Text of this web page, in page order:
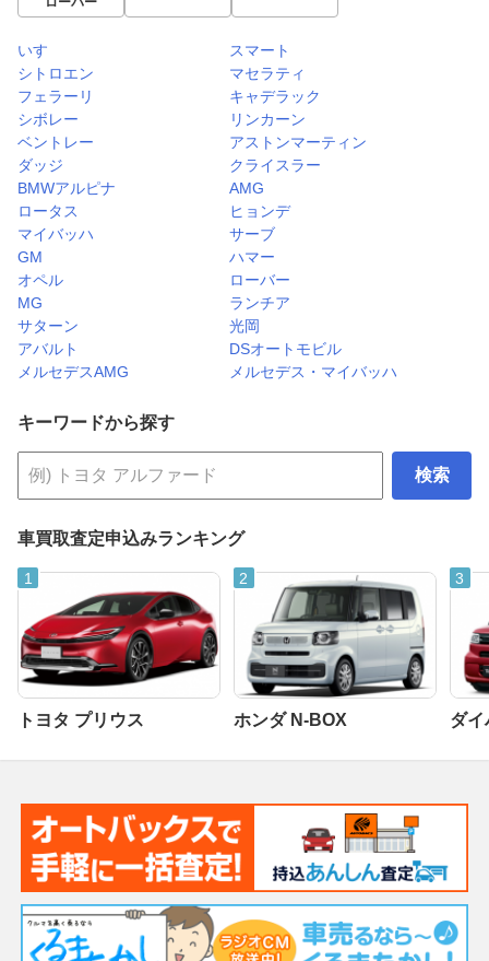
いすゞ
スマート
シトロエン
マセラティ
フェラーリ
キャデラック
シボレー
リンカーン
ベントレー
アストンマーティン
ダッジ
クライスラー
BMWアルピナ
AMG
ロータス
ヒョンデ
マイバッハ
サーブ
GM
ハマー
オペル
ローバー
MG
ランチア
サターン
光岡
アバルト
DSオートモビル
メルセデスAMG
メルセデス・マイバッハ
キーワードから探す
検索
車買取査定申込みランキング
トヨタ プリウス ホンダ N-BOX ダイ